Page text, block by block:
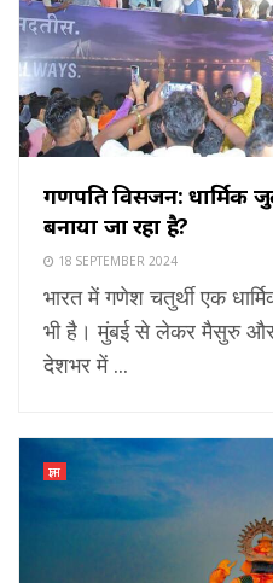
गणपति विसर्जन: धार्मिक
बनाया जा रहा है?
18 SEPTEMBER 2024
भारत में गणेश चतुर्थी एक
भी है। मुंबई से लेकर मैसुरु
देशभर में ...
ज्ञान